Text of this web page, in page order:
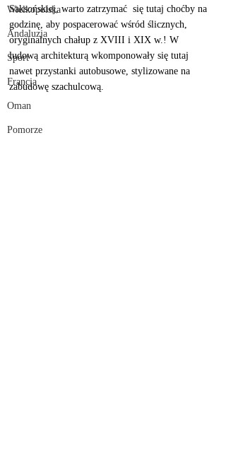
Wielkopolska
Andaluzja
Sport
Francja
Oman
Pomorze
Saksońskiej, warto zatrzymać  się tutaj choćby na
godzinę, aby pospacerować wśród ślicznych,
oryginalnych chałup z XVIII i XIX w.! W
ludową architekturą wkomponowały się tutaj
nawet przystanki autobusowe, stylizowane na
zabudowę szachulcową.